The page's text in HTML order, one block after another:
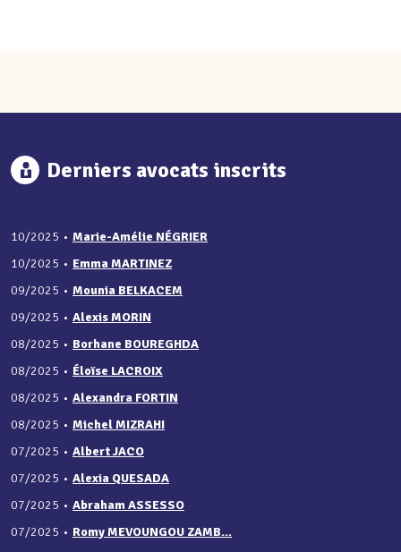
Derniers avocats inscrits
10/2025 • Marie-Amélie NÉGRIER
10/2025 • Emma MARTINEZ
09/2025 • Mounia BELKACEM
09/2025 • Alexis MORIN
08/2025 • Borhane BOUREGHDA
08/2025 • Éloïse LACROIX
08/2025 • Alexandra FORTIN
08/2025 • Michel MIZRAHI
07/2025 • Albert JACO
07/2025 • Alexia QUESADA
07/2025 • Abraham ASSESSO
07/2025 • Romy MEVOUNGOU ZAMB...